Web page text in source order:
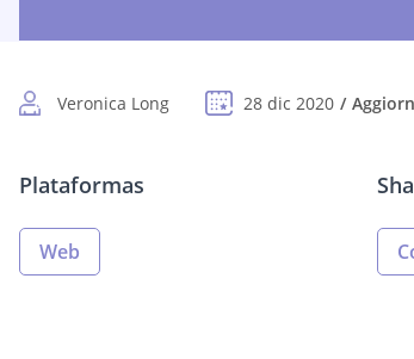
Veronica Long 28 dic 2020
Plataformas
Web